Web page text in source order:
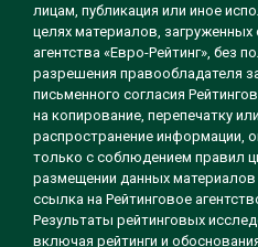
лицам, публикация или иное
целях материалов, загруженных
агентства «Евро-Рейтинг», без
разрешения правообладателя
письменного согласия
на копирование, перепечатку
распространение информации,
только с соблюдением правил
размещении данных
ссылка на Рейтинговое
Результаты рейтинговых
включая рейтинги и